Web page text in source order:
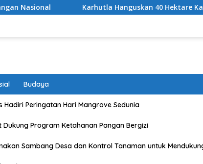
Karhutla Hanguskan 40 Hektare Kawasan TNGR
Budaya
Peringatan Hari Mangrove Sedunia
Program Ketahanan Pangan Bergizi
Sambang Desa dan Kontrol Tanaman untuk